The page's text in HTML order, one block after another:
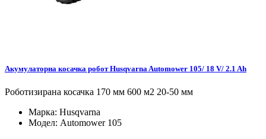
Акумулаторна косачка робот Husqvarna Automower 105/ 18 V/ 2.1 Ah
Роботизирана косачка 170 мм 600 м2 20-50 мм
Марка: Husqvarna
Модел: Automower 105